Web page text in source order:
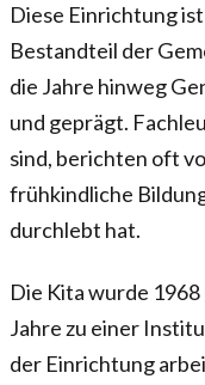
Diese Einrichtung
Bestandteil der
die Jahre hinweg
und geprägt.
sind, berichten oft
frühkindliche
durchlebt hat.
Die Kita wurde
Jahre zu einer
der Einrichtung